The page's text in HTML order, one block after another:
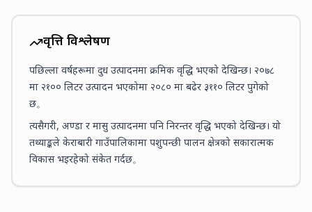
प्रवृत्ति विश्लेषण
पछिल्ला वर्षहरूमा दुध उत्पादनमा क्रमिक वृद्धि भएको देखिन्छ। २०७८
मा २१०० लिटर उत्पादन भएकोमा २०८० मा बढेर ३११० लिटर पुगेको
छ。
त्यसैगरी, अण्डा र मासु उत्पादनमा पनि निरन्तर वृद्धि भएको देखिन्छ। यो
तथ्याङ्कले केराबारी गाउँपालिकामा पशुपन्छी पालन क्षेत्रको सकारात्मक
विकास भइरहेको संकेत गर्दछ。